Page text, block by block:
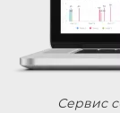
Сервис